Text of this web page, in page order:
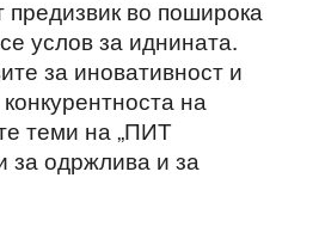
во поширока
услов за иднината.
за иновативност и
на
теми на „ПИТ
за одржлива и за